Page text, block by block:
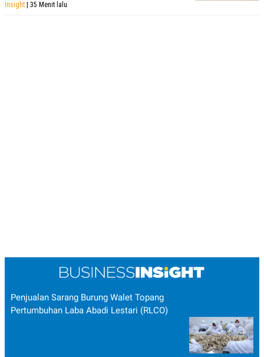
Insight | 35 Menit lalu
Penjualan Sarang Burung Walet Topang
Pertumbuhan Laba Abadi Lestari (RLCO)